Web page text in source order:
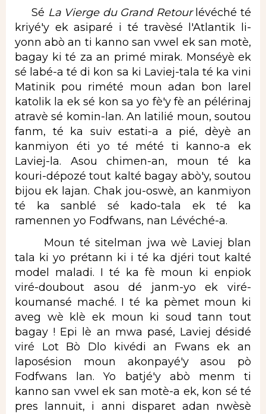
Sé La Vierge du Grand Retour lévéché té
kriyé'y ek asiparé i té travèsé l'Atlantik li-
yonn abò an ti kanno san vwel ek san motè,
bagay ki té za an primé mirak. Monséyè ek
sé labé-a té di kon sa ki Laviej-tala té ka vini
Matinik pou rimété moun adan bon larel
katolik la ek sé kon sa yo fè'y fè an pélérinaj
atravè sé komin-lan. An latilié moun, soutou
fanm, té ka suiv estati-a a pié, dèyè an
kanmiyon éti yo té mété ti kanno-a ek
Laviej-la. Asou chimen-an, moun té ka
kouri-dépozé tout kalté bagay abò'y, soutou
bijou ek lajan. Chak jou-oswè, an kanmiyon
té ka sanblé sé kado-tala ek té ka
ramennen yo Fodfwans, nan Lévéché-a.
Moun té sitelman jwa wè Laviej blan
tala ki yo prétann ki i té ka djéri tout kalté
model maladi. I té ka fè moun ki enpiok
viré-doubout asou dé janm-yo ek viré-
koumansé maché. I té ka pèmet moun ki
aveg wè klè ek moun ki soud tann tout
bagay ! Epi lè an mwa pasé, Laviej désidé
viré Lot Bò Dlo kivédi an Fwans ek an
laposésion moun akonpayé'y asou pò
Fodfwans lan. Yo batjé'y abò menm ti
kanno san vwel ek san motè-a ek, kon sé té
pres lannuit, i anni disparet adan nwèsè